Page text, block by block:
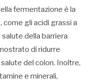
fermentazione è la
gli acidi grassi a
della barriera
di ridurre
del colon. Inoltre,
e minerali,